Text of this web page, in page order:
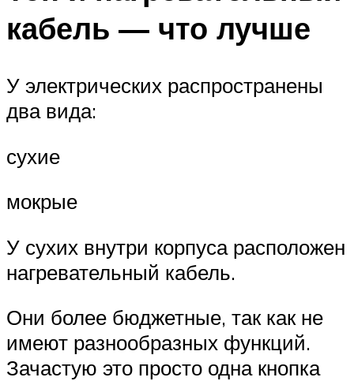
кабель — что лучше
У электрических распространены
два вида:
сухие
мокрые
У сухих внутри корпуса расположен
нагревательный кабель.
Они более бюджетные, так как не
имеют разнообразных функций.
Зачастую это просто одна кнопка